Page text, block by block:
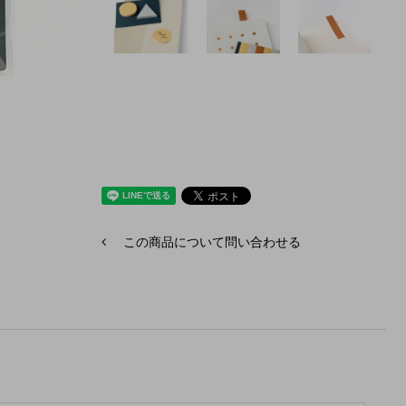
この商品について問い合わせる